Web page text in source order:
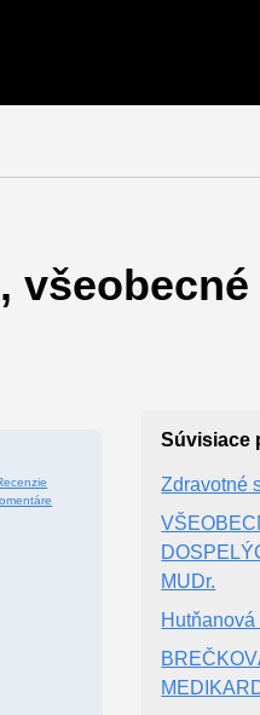
Súvisiace
Zdravotné
MUDr.
Hutňanová